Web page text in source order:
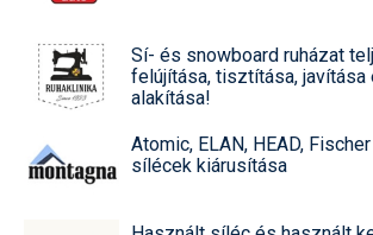
Sí- és snowboard ruházat
felújítása, tisztítása, javítása
alakítása!
Atomic, ELAN, HEAD,
sílécek kiárusítása